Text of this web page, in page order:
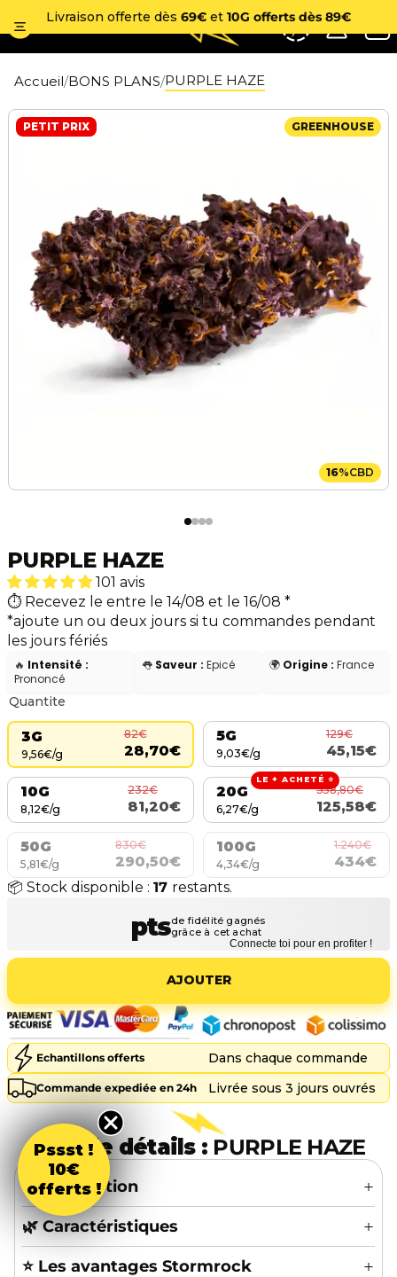
Livraison offerte dès 69€ et 10G offerts dès 89€
Accueil BONS PLANS PURPLE HAZE
GREENHOUSE
16%CBD
PETIT PRIX
PURPLE HAZE
101 avis
Recevez le entre le 14/08 et le 16/08 *
*ajoute un ou deux jours si tu commandes pendant
les jours fériés
🔥 Intensité :
Prononcé
👅 Saveur : Epicé 🌍 Origine : France
Quantite
3G
9,56€/g
82€
28,70€
5G
9,03€/g
129€
45,15€
10G
8,12€/g
232€
81,20€
LE + ACHETÉ ⭐
20G
6,27€/g
358,80€
125,58€
50G
5,81€/g
830€
290,50€
100G
4,34€/g
1.240€
434€
📦 Stock disponible : 17 restants.
Connecte toi pour en profiter !
AJOUTER
Echantillons offerts Dans chaque commande
Commande expediée en 24h Livrée sous 3 jours ouvrés
Plus de détails : PURPLE HAZE
🔍 Description
🌿 Caractéristiques
⭐️ Les avantages Stormrock
Pssst !
10€
offerts !